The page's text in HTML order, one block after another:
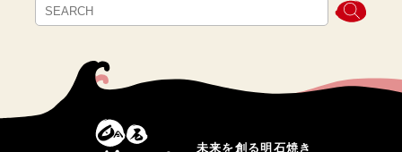
未来を創る明石焼き